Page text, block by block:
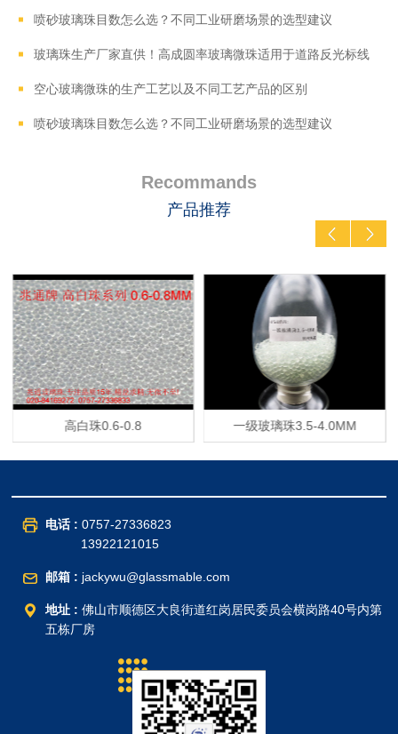
喷砂玻璃珠目数怎么选？不同工业研磨场景的选型建议
玻璃珠生产厂家直供！高成圆率玻璃微珠适用于道路反光标线
空心玻璃微珠的生产工艺以及不同工艺产品的区别
喷砂玻璃珠目数怎么选？不同工业研磨场景的选型建议
Recommands
产品推荐
高白珠0.6-0.8 一级玻璃珠3.5-4.0MM
电话 : 0757-27336823
13922121015
邮箱 : jackywu@glassmable.com
地址 : 佛山市顺德区大良街道红岗居民委员会横岗路40号内第
五栋厂房